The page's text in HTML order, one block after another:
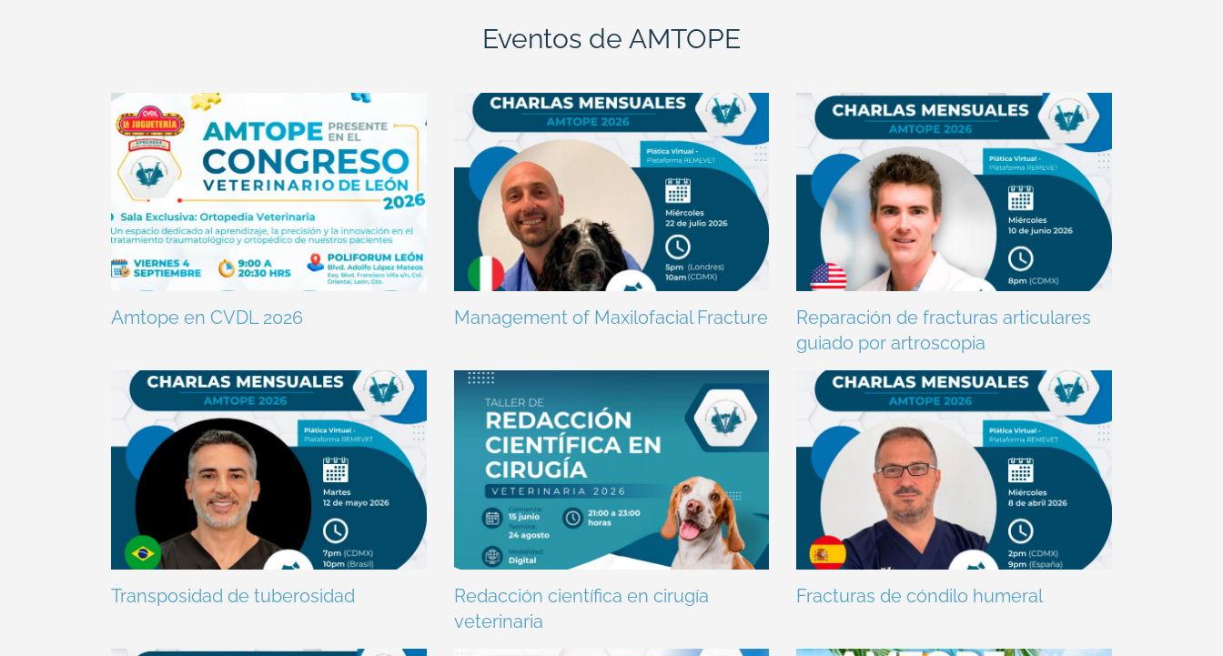
Eventos de AMTOPE
Amtope en CVDL 2026 Management of Maxilofacial Fracture
Reparación de fracturas articulares
guiado por artroscopia
Transposidad de tuberosidad
Redacción científica en cirugía
veterinaria
Fracturas de cóndilo humeral